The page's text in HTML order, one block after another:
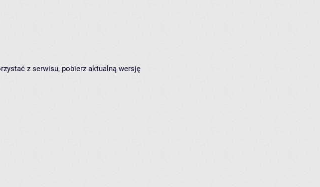
z serwisu, pobierz aktualną wersję